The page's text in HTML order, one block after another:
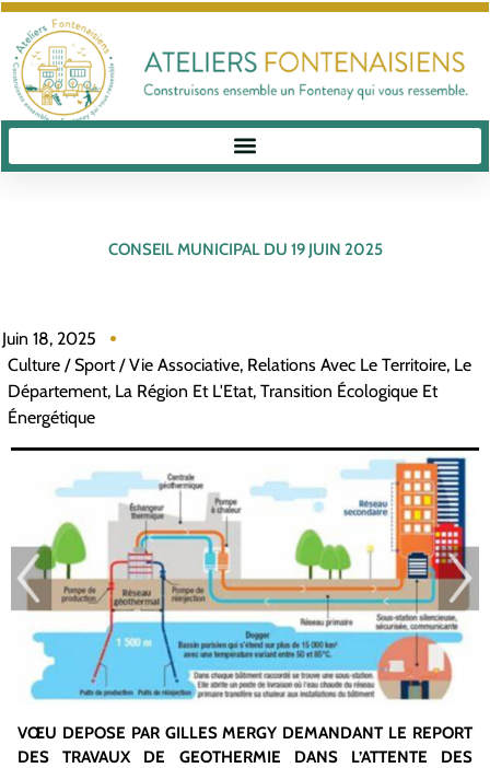
CONSEIL MUNICIPAL DU 19 JUIN 2025
Juin 18, 2025
Culture / Sport / Vie Associative, Relations Avec Le Territoire, Le
Département, La Région Et L'Etat, Transition Écologique Et
Énergétique
VŒU DEPOSE PAR GILLES MERGY DEMANDANT LE REPORT
DES TRAVAUX DE GEOTHERMIE DANS L’ATTENTE DES